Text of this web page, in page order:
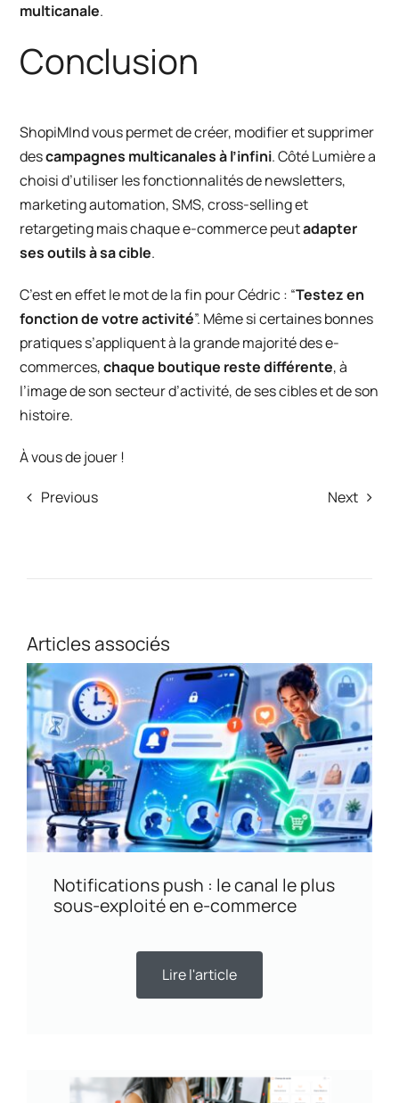
multicanale.
Conclusion
ShopiMInd vous permet de créer, modifier et supprimer
descampagnes multicanales à l’infini.Côté Lumièrea
choisi d’utiliser les fonctionnalités denewsletters,
marketing automation,SMS,cross-sellinget
retargeting mais chaque e-commerce peutadapter
ses outils à sa cible.
C’est en effet le mot de la fin pour Cédric : “Testez en
fonction de votre activité”. Même si certaines bonnes
pratiques s’appliquent à la grande majorité des e-
commerces,chaque boutique reste différente, à
l’image de son secteur d’activité, de ses cibles et de son
histoire.
À vous de jouer !
Previous Next
Articles associés
Notifications push : le canal le plus
sous-exploité en e-commerce
Lire l'article